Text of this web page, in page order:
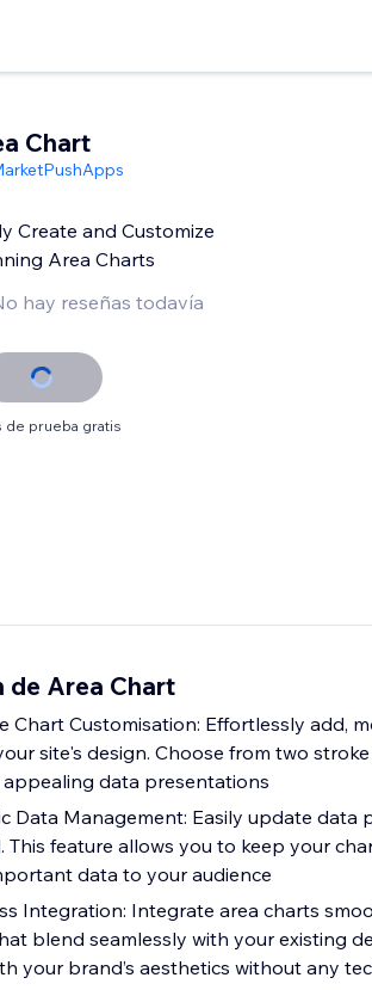
Chart
Create and Customize
Area Charts
hay reseñas todavía
de prueba gratis
de Area Chart
Chart Customisation: Effortlessly add,
site's design. Choose from two
appealing data presentations
Data Management: Easily update data
This feature allows you to keep your
data to your audience
Integration: Integrate area charts
blend seamlessly with your existing
your brand’s aesthetics without any